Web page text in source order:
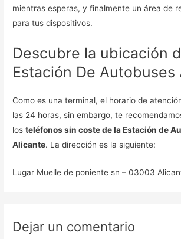
mientras esperas, y finalmente un área de
para tus dispositivos.
Descubre la ubicación
Estación De Autobuses
Como es una terminal, el horario de
las 24 horas, sin embargo, te
losteléfonos sin coste de la Estación de
Alicante. La dirección es la siguiente:
Lugar Muelle de poniente sn – 03003
Dejar un comentario